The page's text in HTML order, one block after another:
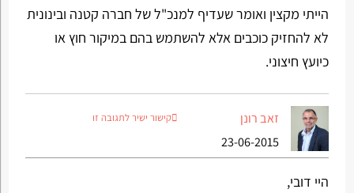
הייתי מקצין ואומר שעדיף למנכ"ל של חברה קטנה ובינונית
לא להחזיק כוכבים אלא להשתמש בהם במיקור חוץ או
כיועץ חיצוני.
זאב רונן
23-06-2015
קישור ישיר לתגובה זו
היי דובי,